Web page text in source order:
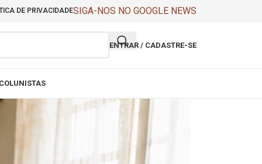
DE PRIVACIDADESIGA-NOS NO GOOGLE NEWS
ENTRAR / CADASTRE-SE